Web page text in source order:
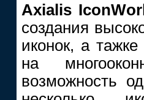
Axialis
создания
иконок, а
на
возможность